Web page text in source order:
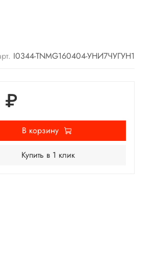
I0344-TNMG160404-УНИ7ЧУГУН1
₽
В корзину
Купить в 1 клик